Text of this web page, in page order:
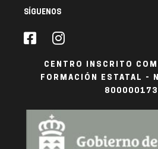
SÍGUENOS
CENTRO INSCRITO
FORMACIÓN ESTATAL